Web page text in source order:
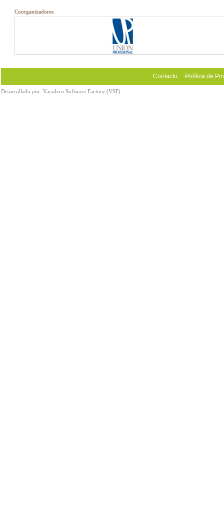
Coorganizadores
Contacto Política de
Desarrollado por: Varadero Software Factory (VSF)